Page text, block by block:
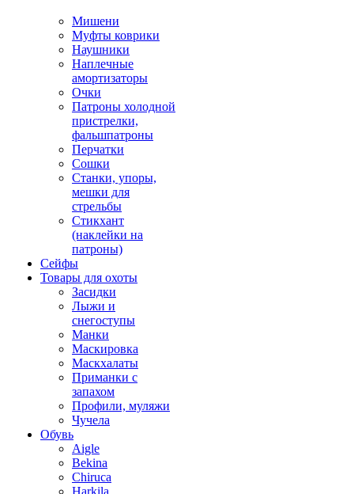
Мишени
Муфты коврики
Наушники
Наплечные
амортизаторы
Очки
Патроны холодной
пристрелки,
фальшпатроны
Перчатки
Сошки
Станки, упоры,
мешки для
стрельбы
Стикхант
(наклейки на
патроны)
Сейфы
Товары для охоты
Засидки
Лыжи и
снегоступы
Манки
Маскировка
Маскхалаты
Приманки с
запахом
Профили, муляжи
Чучела
Обувь
Aigle
Bekina
Chiruсa
Harkila